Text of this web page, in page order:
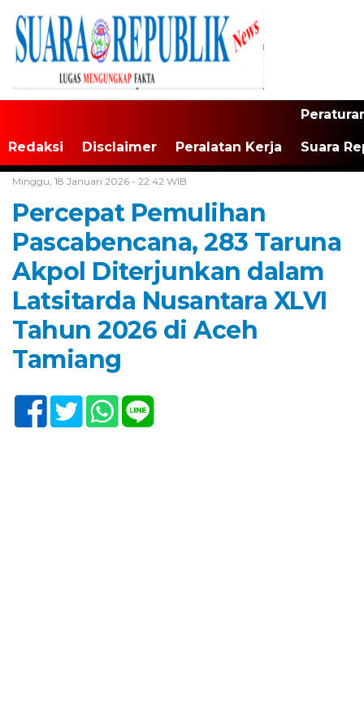
Redaksi Disclaimer Peralatan Kerja Suara
Minggu, 18 Januari 2026 - 22:42 WIB
Percepat Pemulihan
Pascabencana, 283 Taruna
Akpol Diterjunkan dalam
Latsitarda Nusantara XLVI
Tahun 2026 di Aceh
Tamiang